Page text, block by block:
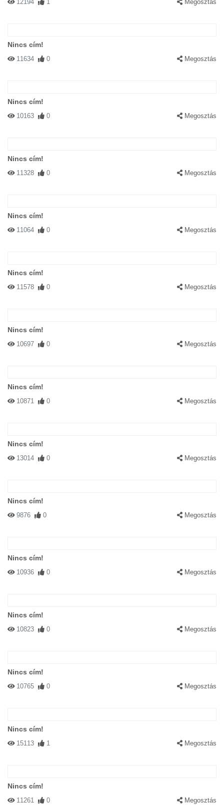
12194 1 Megosztás
Nincs cím!
11634 0 Megosztás
Nincs cím!
10163 0 Megosztás
Nincs cím!
11328 0 Megosztás
Nincs cím!
11064 0 Megosztás
Nincs cím!
11578 0 Megosztás
Nincs cím!
10697 0 Megosztás
Nincs cím!
10871 0 Megosztás
Nincs cím!
13014 0 Megosztás
Nincs cím!
9876 0 Megosztás
Nincs cím!
10936 0 Megosztás
Nincs cím!
10823 0 Megosztás
Nincs cím!
10765 0 Megosztás
Nincs cím!
15113 1 Megosztás
Nincs cím!
11261 0 Megosztás